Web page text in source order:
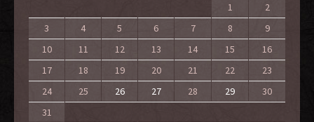
1
2
3
4 5 6 7 8
9
10
11 12 13 14 15
16
17
18 19 20 21 22
23
24
25 26 27 28 29
30
31